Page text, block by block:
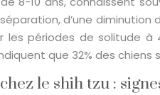
d’une
les périodes de solitude
que 32% des
le shih tzu :